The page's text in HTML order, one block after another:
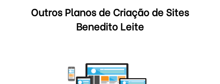
Outros Planos de Criação de Sites
Benedito Leite